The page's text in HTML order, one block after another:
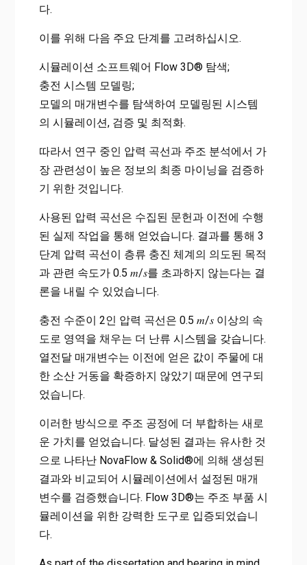
다.
이를 위해 다음 주요 단계를 고려하십시오.
시뮬레이션 소프트웨어 Flow 3D® 탐색;
충전 시스템 모델링;
모델의 매개변수를 탐색하여 모델링된 시스템
의 시뮬레이션, 검증 및 최적화.
따라서 연구 중인 압력 곡선과 주조 분석에서 가
장 관련성이 높은 정보의 최종 마이닝을 검증하
기 위한 것입니다.
사용된 압력 곡선은 수집된 문헌과 이전에 수행
된 실제 작업을 통해 얻었습니다. 결과를 통해 3
단계 압력 곡선이 층류 충진 체계의 의도된 목적
과 관련 속도가 0.5 𝑚/𝑠를 초과하지 않는다는 결
론을 내릴 수 있었습니다.
충전 수준이 2인 압력 곡선은 0.5 𝑚/𝑠 이상의 속
도로 영역을 채우는 더 난류 시스템을 갖습니다.
열전달 매개변수는 이전에 얻은 값이 주물에 대
한 소산 거동을 확증하지 않았기 때문에 연구되
었습니다.
이러한 방식으로 주조 공정에 더 부합하는 새로
운 가치를 얻었습니다. 달성된 결과는 유사한 것
으로 나타난 NovaFlow & Solid®에 의해 생성된
결과와 비교되어 시뮬레이션에서 설정된 매개
변수를 검증했습니다. Flow 3D®는 주조 부품 시
뮬레이션을 위한 강력한 도구로 입증되었습니
다.